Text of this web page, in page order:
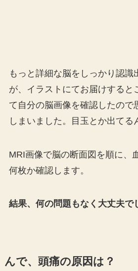
もっと詳細な脳をしっかり認識
が、イラストにてお届けすると
て自分の脳画像を確認したので
しまいました。目玉とか出てる
MRI画像で脳の断面図を順に、
何枚か確認します。
結果、何の問題もなく大丈夫で
んで、頭痛の原因は？